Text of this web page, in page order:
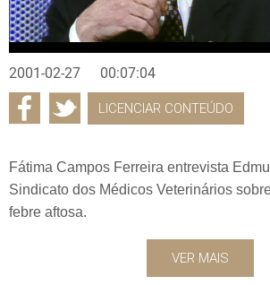
2001-02-27 00:07:04
LICENCIAR CONTEÚDO
Fátima Campos Ferreira entrevista
Sindicato dos Médicos Veterinários
febre aftosa.
VER MAIS